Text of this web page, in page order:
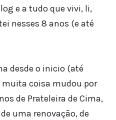
e a tudo que vivi, li,
nesses 8 anos (e até
desde o inicio (até
muita coisa mudou por
de Prateleira de Cima,
uma renovação, de